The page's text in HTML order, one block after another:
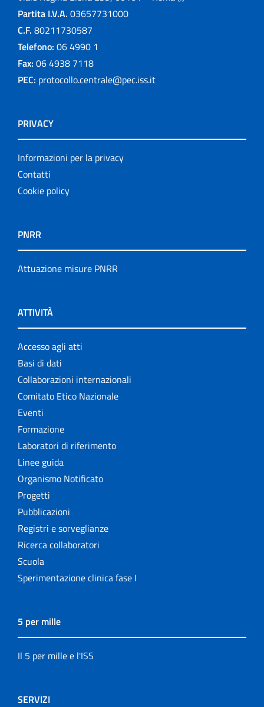
Partita I.V.A. 03657731000
C.F. 80211730587
Telefono: 06 4990 1
Fax: 06 4938 7118
PEC: protocollo.centrale@pec.iss.it
PRIVACY
Informazioni per la privacy
Contatti
Cookie policy
PNRR
Attuazione misure PNRR
ATTIVITÀ
Accesso agli atti
Basi di dati
Collaborazioni internazionali
Comitato Etico Nazionale
Eventi
Formazione
Laboratori di riferimento
Linee guida
Organismo Notificato
Progetti
Pubblicazioni
Registri e sorveglianze
Ricerca collaboratori
Scuola
Sperimentazione clinica fase I
5 per mille
Il 5 per mille e l'ISS
SERVIZI